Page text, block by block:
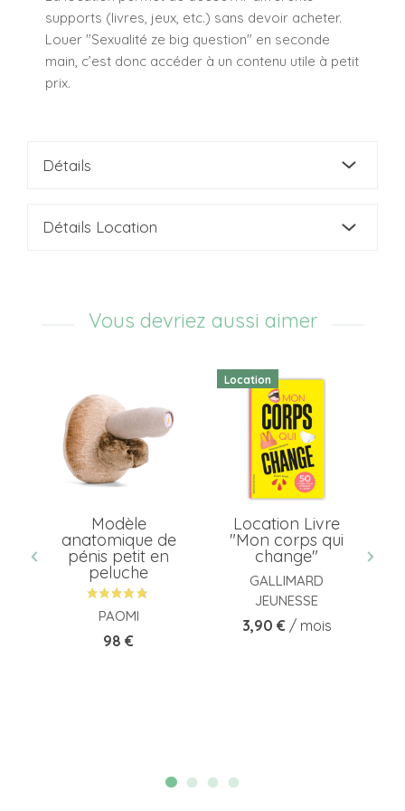
supports (livres, jeux, etc.) sans devoir acheter.
Louer "Sexualité ze big question" en seconde
main, c’est donc accéder à un contenu utile à petit
prix.
Détails
Détails Location
Vous devriez aussi aimer
Modèle
anatomique de
pénis petit en
peluche
PAOMI
Prix
98 €
Location
Location Livre
"Mon corps qui
change"
GALLIMARD
JEUNESSE
Prix
3,90 € / mois